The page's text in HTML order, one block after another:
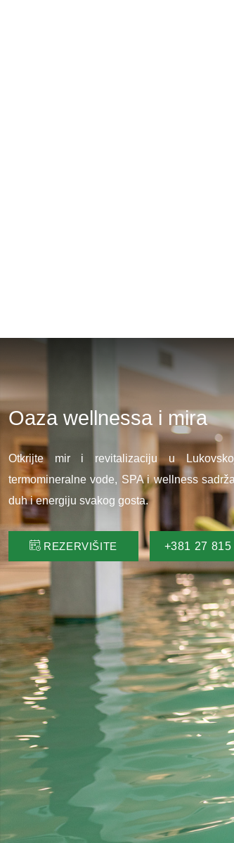
Oaza wellnessa i mira
Otkrijte mir i revitalizaciju u
termomineralne vode, SPA i wellness
duh i energiju svakog gosta.
REZERVIŠITE +381 27